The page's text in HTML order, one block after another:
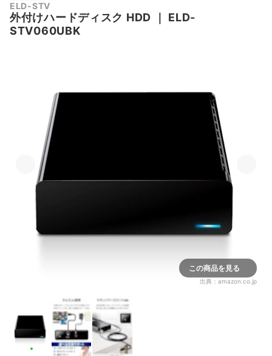
ELD-STV
外付けハードディスク HDD
ELD-
STV060UBK
この商品を見る
出典： amazon.co.jp